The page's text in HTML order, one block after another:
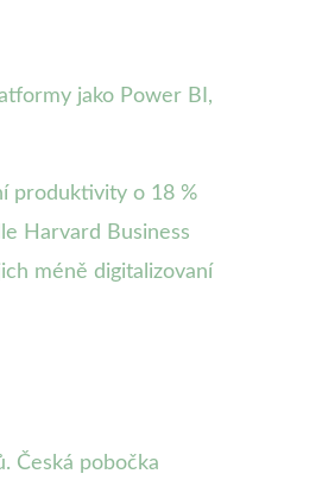
jako Power BI,
produktivity o 18 %
Harvard Business
méně digitalizovaní
Česká pobočka